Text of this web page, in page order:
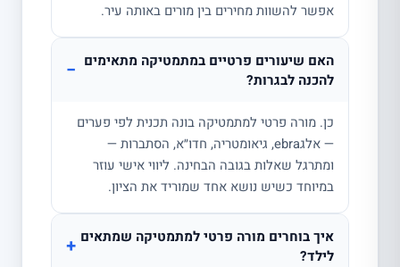
אפשר להשוות מחירים בין מורים באותה עיר.
האם שיעורים פרטיים במתמטיקה מתאימים
להכנה לבגרות?
−
כן. מורה פרטי למתמטיקה בונה תכנית לפי פערים
— אלגebra, גיאומטריה, חדו״א, הסתברות —
ומתרגל שאלות בגובה הבחינה. ליווי אישי עוזר
במיוחד כשיש נושא אחד שמוריד את הציון.
איך בוחרים מורה פרטי למתמטיקה שמתאים
לילד?
+